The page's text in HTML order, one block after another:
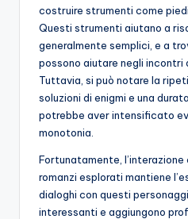
costruire strumenti come
Questi strumenti aiutano a
generalmente semplici, e a
possono aiutare negli incontri
Tuttavia, si può notare la
soluzioni di enigmi e una
potrebbe aver intensificato
monotonia.
Fortunatamente, l’interazione
romanzi esplorati mantiene
dialoghi con questi
interessanti e aggiungono